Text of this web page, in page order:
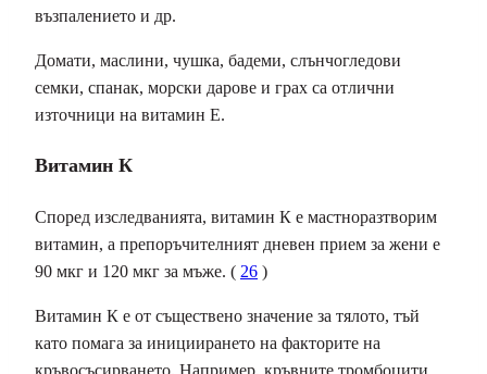
възпалението и др.
Домати, маслини, чушка, бадеми, слънчогледови
семки, спанак, морски дарове и грах са отлични
източници на витамин Е.
Витамин К
Според изследванията, витамин К е мастноразтворим
витамин, а препоръчителният дневен прием за жени е
90 мкг и 120 мкг за мъже. ( 26 )
Витамин К е от съществено значение за тялото, тъй
като помага за инициирането на факторите на
кръвосъсирването. Например, кръвните тромбоцити